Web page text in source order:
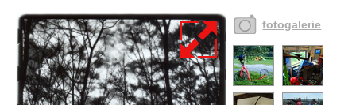
fotogalerie